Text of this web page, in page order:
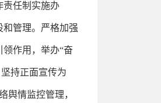
责任制实施办
管理。严格加强
作用，举办“奋
持正面宣传为
舆情监控管理，